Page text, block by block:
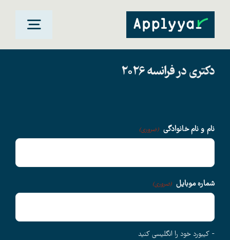
Skip
خانه
درباره ما
دکتری در فرانسه 2026
نام و نام خانوادگی (ضروری)
شماره موبایل (ضروری)
- کیبورد خود را انگلیسی کنید